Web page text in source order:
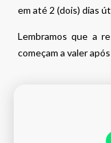
em até 2 (dois) dias
Lembramos que a
começam a valer